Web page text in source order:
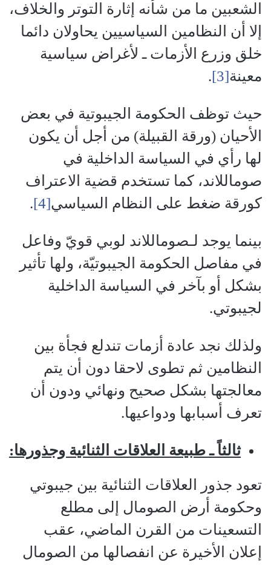
الشعبين ما من شأنه إثارة التوتر والخلاف،
إلا أن النظامين السياسيين يحاولان دائما
خلق وزرع الأزمات ـ لأغراض سياسية
معينة[3]
.
حيث توظف الحكومة الجيبوتية في بعض
الأحيان (ورقة القبيلة) من أجل أن يكون
لها رأي في السياسة الداخلية في
صوماللاند، كما تستخدم قضية الاعتراف
كورقة ضغط على النظام السياسي[4]
.
بينما يوجد لـصوماللاند لوبي قويّ وفاعل
في مفاصل الحكومة الجيبوتيّة، ولها تأثير
بشكل أو بآخر في السياسة الداخلية
لجيبوتي.
ولذلك نجد عادة أزمات تندلع فجأة بين
النظامين ثم تطوى لاحقا دون أن يتم
معالجتها بشكل صحيح ونهائي ودون أن
تعرف أسبابها ودواعيها.
ثالثاً ـ طبيعة العلاقات الثنائية وجذورها:
تعود جذور العلاقات الثنائية بين جيبوتي
وحكومة أرض الصومال إلى مطلع
التسعينات من القرن الماضي، عقب
إعلان الأخيرة عن انفصالها من الصومال